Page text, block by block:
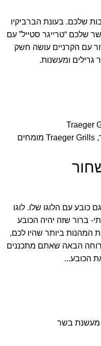
שלכם. בעונת הברביקיו
שלכם “טרייגר סטייל” עם
עם הקרניים עושה חשק
גרילים ומעשנות.
כובע עם הלוגו שלו. לוגו
ברור שזה יהיה הכובע
המהנות ביותר שהיו לכם,
הבאה שאתם מתכננים
הכובע...